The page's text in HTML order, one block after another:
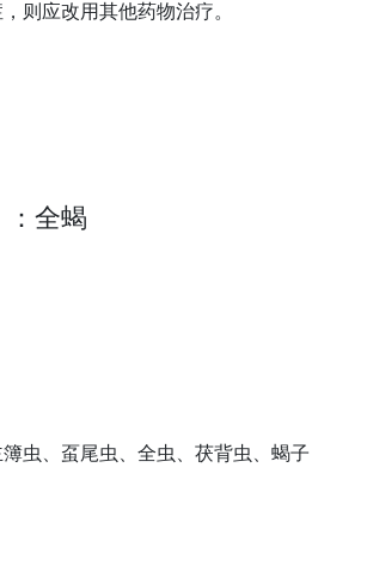
则应改用其他药物治疗。
：全蝎
虫、虿尾虫、全虫、茯背虫、蝎子